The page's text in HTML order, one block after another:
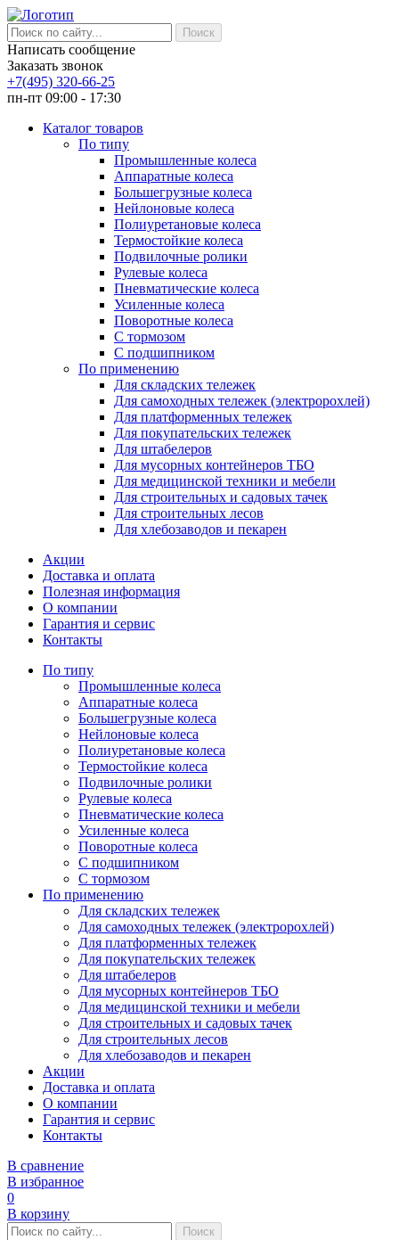
Написать сообщение
Заказать звонок
+7(495) 320-66-25
пн-пт 09:00 - 17:30
Каталог товаров
По типу
Промышленные колеса
Аппаратные колеса
Большегрузные колеса
Нейлоновые колеса
Полиуретановые колеса
Термостойкие колеса
Подвилочные ролики
Рулевые колеса
Пневматические колеса
Усиленные колеса
Поворотные колеса
С тормозом
С подшипником
По применению
Для складских тележек
Для самоходных тележек (электророхлей)
Для платформенных тележек
Для покупательских тележек
Для штабелеров
Для мусорных контейнеров ТБО
Для медицинской техники и мебели
Для строительных и садовых тачек
Для строительных лесов
Для хлебозаводов и пекарен
Акции
Доставка и оплата
Полезная информация
О компании
Гарантия и сервис
Контакты
По типу
Промышленные колеса
Аппаратные колеса
Большегрузные колеса
Нейлоновые колеса
Полиуретановые колеса
Термостойкие колеса
Подвилочные ролики
Рулевые колеса
Пневматические колеса
Усиленные колеса
Поворотные колеса
С подшипником
С тормозом
По применению
Для складских тележек
Для самоходных тележек (электророхлей)
Для платформенных тележек
Для покупательских тележек
Для штабелеров
Для мусорных контейнеров ТБО
Для медицинской техники и мебели
Для строительных и садовых тачек
Для строительных лесов
Для хлебозаводов и пекарен
Акции
Доставка и оплата
О компании
Гарантия и сервис
Контакты
В сравнение
В избранное
0
В корзину